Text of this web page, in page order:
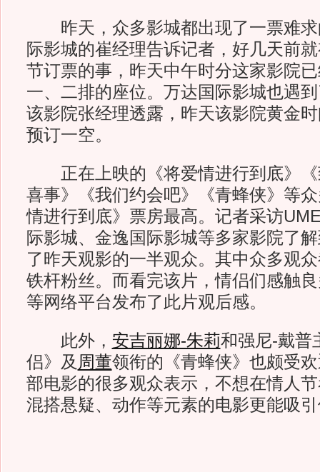
昨天，众多影城都出现了一票难求
际影城的崔经理告诉记者，好几天前
节订票的事，昨天中午时分这家影院
一、二排的座位。万达国际影城也遇
该影院张经理透露，昨天该影院黄金
预订一空。
正在上映的《将爱情进行到底》《
喜事》《我们约会吧》《青蜂侠》等
情进行到底》票房最高。记者采访
际影城、金逸国际影城等多家影院了
了昨天观影的一半观众。其中众多观
铁杆粉丝。而看完该片，情侣们感触
等网络平台发布了此片观后感。
此外， 安吉丽娜-朱莉和强尼-戴普
侣》及 周董领衔的《青蜂侠》也颇受
部电影的很多观众表示，不想在情人
混搭悬疑、动作等元素的电影更能吸